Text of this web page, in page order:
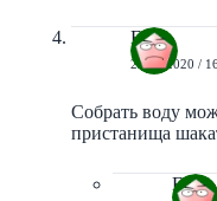
Evg
28/05/2020 /
Собрать воду
пристанища
Evg